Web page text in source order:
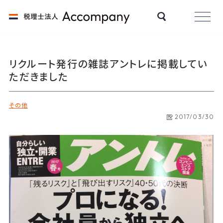
リクルート発行の雑誌アントレに掲載してい
ただきました
その他
2017/03/30